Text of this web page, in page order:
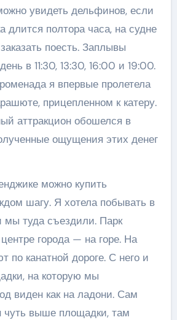
увидеть дельфинов, если
длится полтора часа, на судне
поесть. Заплывы
в 11:30, 13:30, 16:00 и 19:00.
я впервые пролетела
прицепленном к катеру.
аттракцион обошелся в
ощущения этих денег
можно купить
шагу. Я хотела побывать в
мы туда съездили. Парк
города — на горе. На
по канатной дороге. С него и
на которую мы
виден как на ладони. Сам
чуть выше площадки, там